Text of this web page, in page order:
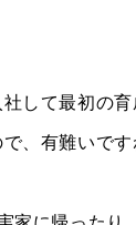
して最初の
、有難いです